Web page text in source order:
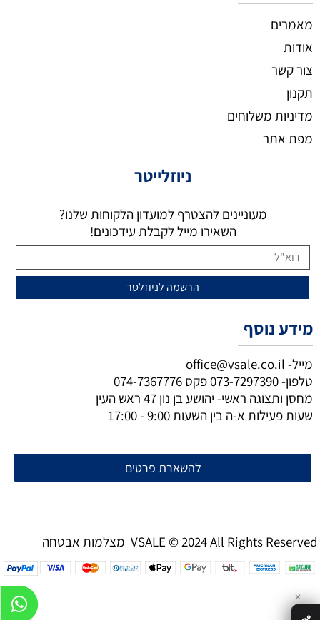
מאמרים
אודות
צור קשר
תקנון
מדיניות משלוחים
מפת אתר
ניוזלייטר
מעוניינים להצטרף למועדון הלקוחות שלנו?
השאירו מייל לקבלת עידכונים!
מידע נוסף
מייל- office@vsale.co.il
טלפון-073-7297390פקס 074-7367776
מחסן ותצוגה ראשי- יהושע בן נון 47 ראש העין
שעות פעילות א-ה בין השעות 9:00 - 17:00
להשארת פרטים
מצלמות אבטחה VSALE © 2024 All Rights Reserved
✕